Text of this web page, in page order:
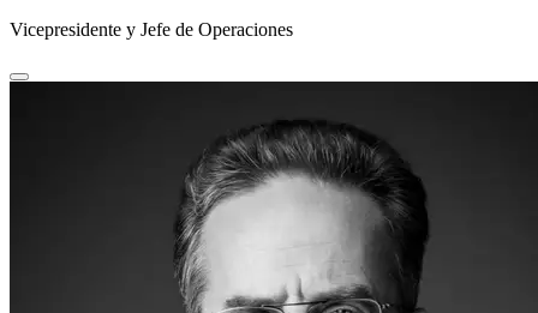
Vicepresidente y Jefe de Operaciones